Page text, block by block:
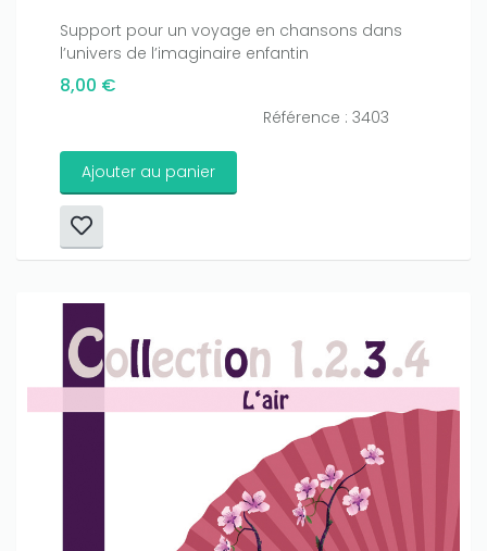
Support pour un voyage en chansons dans
l’univers de l’imaginaire enfantin
8,00 €
Référence : 3403
Ajouter au panier